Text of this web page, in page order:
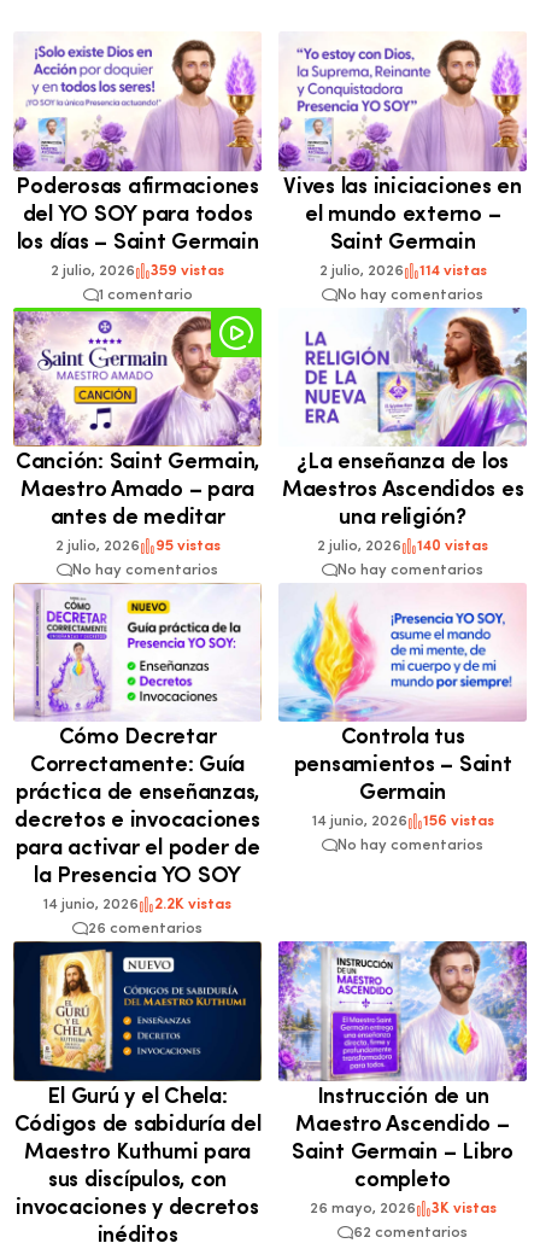
Poderosas afirmaciones
del YO SOY para todos
los días – Saint Germain
2 julio, 2026
359 vistas
1 comentario
Vives las iniciaciones en
el mundo externo –
Saint Germain
2 julio, 2026
114 vistas
No hay comentarios
Canción: Saint Germain,
Maestro Amado – para
antes de meditar
2 julio, 2026
95 vistas
No hay comentarios
¿La enseñanza de los
Maestros Ascendidos es
una religión?
2 julio, 2026
140 vistas
No hay comentarios
Cómo Decretar
Correctamente: Guía
práctica de enseñanzas,
decretos e invocaciones
para activar el poder de
la Presencia YO SOY
14 junio, 2026
2.2K vistas
26 comentarios
Controla tus
pensamientos – Saint
Germain
14 junio, 2026
156 vistas
No hay comentarios
El Gurú y el Chela:
Códigos de sabiduría del
Maestro Kuthumi para
sus discípulos, con
invocaciones y decretos
inéditos
Instrucción de un
Maestro Ascendido –
Saint Germain – Libro
completo
26 mayo, 2026
3K vistas
62 comentarios